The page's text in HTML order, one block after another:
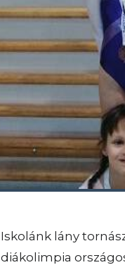
Iskolánk lány
diákolimpia